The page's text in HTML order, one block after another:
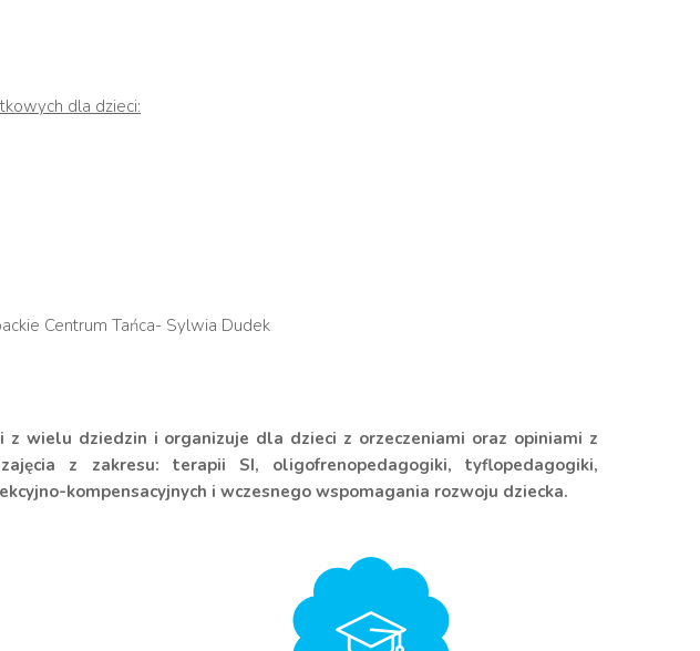
dla dzieci:
Centrum Tańca- Sylwia Dudek
z wielu dziedzin i organizuje dla dzieci z orzeczeniami oraz opiniami z
z zakresu: terapii SI, oligofrenopedagogiki, tyflopedagogiki,
kompensacyjnych i wczesnego wspomagania rozwoju dziecka.